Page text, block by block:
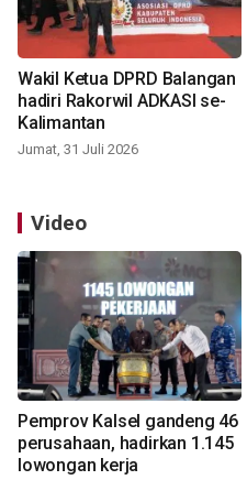
Wakil Ketua DPRD Balangan
hadiri Rakorwil ADKASI se-
Kalimantan
Jumat, 31 Juli 2026
Video
Pemprov Kalsel gandeng 46
perusahaan, hadirkan 1.145
lowongan kerja